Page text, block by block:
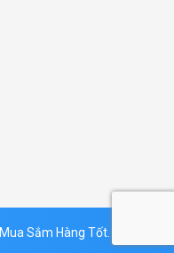
Sắm Hàng Tốt.